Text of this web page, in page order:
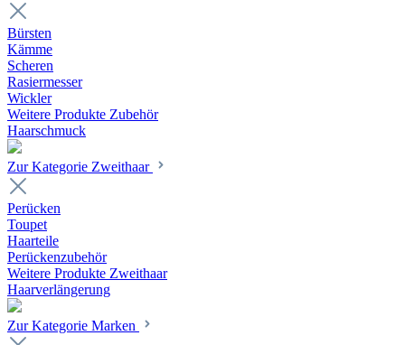
Bürsten
Kämme
Scheren
Rasiermesser
Wickler
Weitere Produkte Zubehör
Haarschmuck
Zur Kategorie Zweithaar
Perücken
Toupet
Haarteile
Perückenzubehör
Weitere Produkte Zweithaar
Haarverlängerung
Zur Kategorie Marken